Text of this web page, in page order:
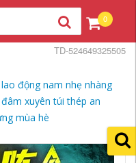
0
động nam nhẹ nhàng
xuyên túi thép an
mùa hè
TD-524649325505